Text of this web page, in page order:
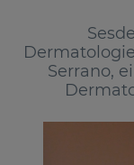
Serrano,